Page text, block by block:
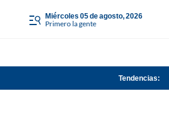
miércoles 05 de agosto, 2026
Primero la gente
Tendencias: